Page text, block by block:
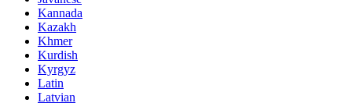
Kannada
Kazakh
Khmer
Kurdish
Kyrgyz
Latin
Latvian